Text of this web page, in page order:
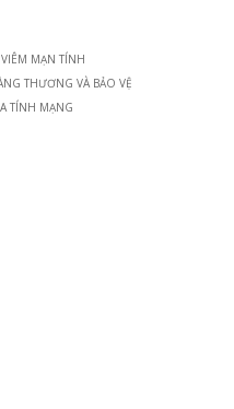
MẠN TÍNH
THƯƠNG VÀ BẢO VỆ
TÍNH MẠNG